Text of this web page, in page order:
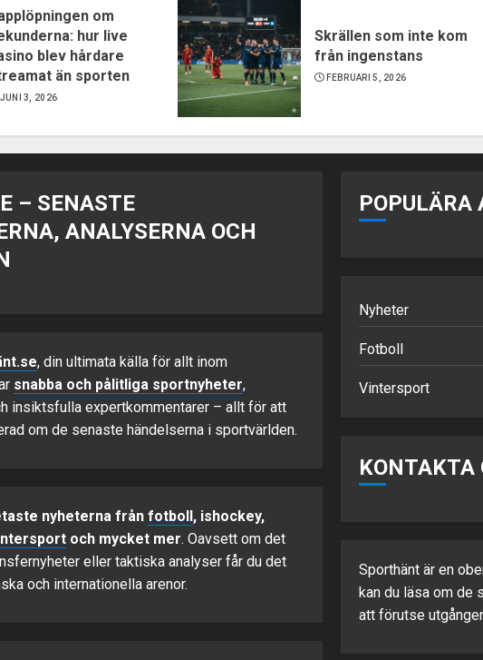
om
hur live
blev hårdare
än sporten
JUNI 3, 2026
Skrällen som inte kom
från ingenstans
FEBRUARI 5, 2026
– SENASTE
ANALYSERNA OCH
, din ultimata källa för allt inom
snabba och pålitliga sportnyheter,
insiktsfulla expertkommentarer – allt för att
om de senaste händelserna i sportvärlden.
nyheterna från fotboll, ishockey,
och mycket mer. Oavsett om det
eller taktiska analyser får du det
och internationella arenor.
POPULÄRA
Nyheter
Fotboll
Vintersport
KONTAKTA
Sporthänt är en
kan du läsa om de
att förutse